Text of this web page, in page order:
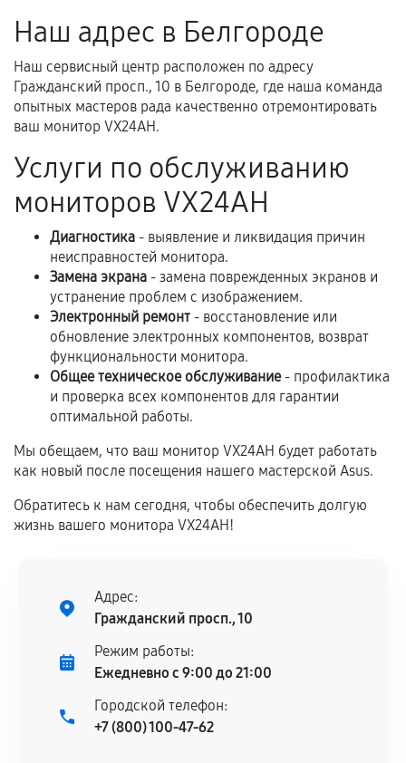
механические повреждения, попадание влаги,
перегрев, коррозия.
Самостоятельный ремонт или вмешательство
третьих лиц.
Естественный износ деталей, если иное не
предусмотрено отдельно.
Обращение после окончания гарантийного
срока.
Программные сбои, если это не указано в
отдельных условиях.
Если комплектующие куплены
самостоятельно
Гарантия на выполненные работы может
сохраняться полностью или частично, если
Предоставленные детали подходят по
техническим параметрам и не имеют внешних
дефектов.
Установка была выполнена нашим сервисным
остается на стороне производителя или
продавца. За качество сторонних деталей
сервисный центр ответственности не несет.
Наш адрес в Белгороде
Наш сервисный центр расположен по адресу
Гражданский просп., 10 в Белгороде, где наша команда
опытных мастеров рада качественно отремонтировать
ваш монитор VX24AH.
Услуги по обслуживанию
мониторов VX24AH
Диагностика - выявление и ликвидация причин
неисправностей монитора.
Замена экрана - замена поврежденных экранов и
устранение проблем с изображением.
Электронный ремонт - восстановление или
обновление электронных компонентов, возврат
функциональности монитора.
Общее техническое обслуживание- профилактика
и проверка всех компонентов для гарантии
оптимальной работы.
Мы обещаем, что ваш монитор VX24AH будет работать
как новый после посещения нашего мастерской Asus.
Обратитесь к нам сегодня, чтобы обеспечить долгую
жизнь вашего монитора VX24AH!
Адрес:
Гражданский просп., 10
Режим работы:
Ежедневно с 9:00 до 21:00
Городской телефон:
+7 (800) 100-47-62